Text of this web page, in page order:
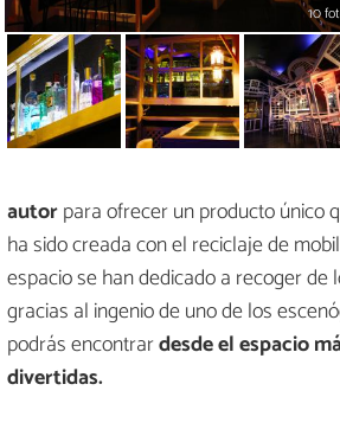
10
autorpara ofrecer un producto único
ha sido creada con el reciclaje de
espacio se han dedicado a recoger
gracias al ingenio de uno de los
podrás encontrardesde el espacio
divertidas.